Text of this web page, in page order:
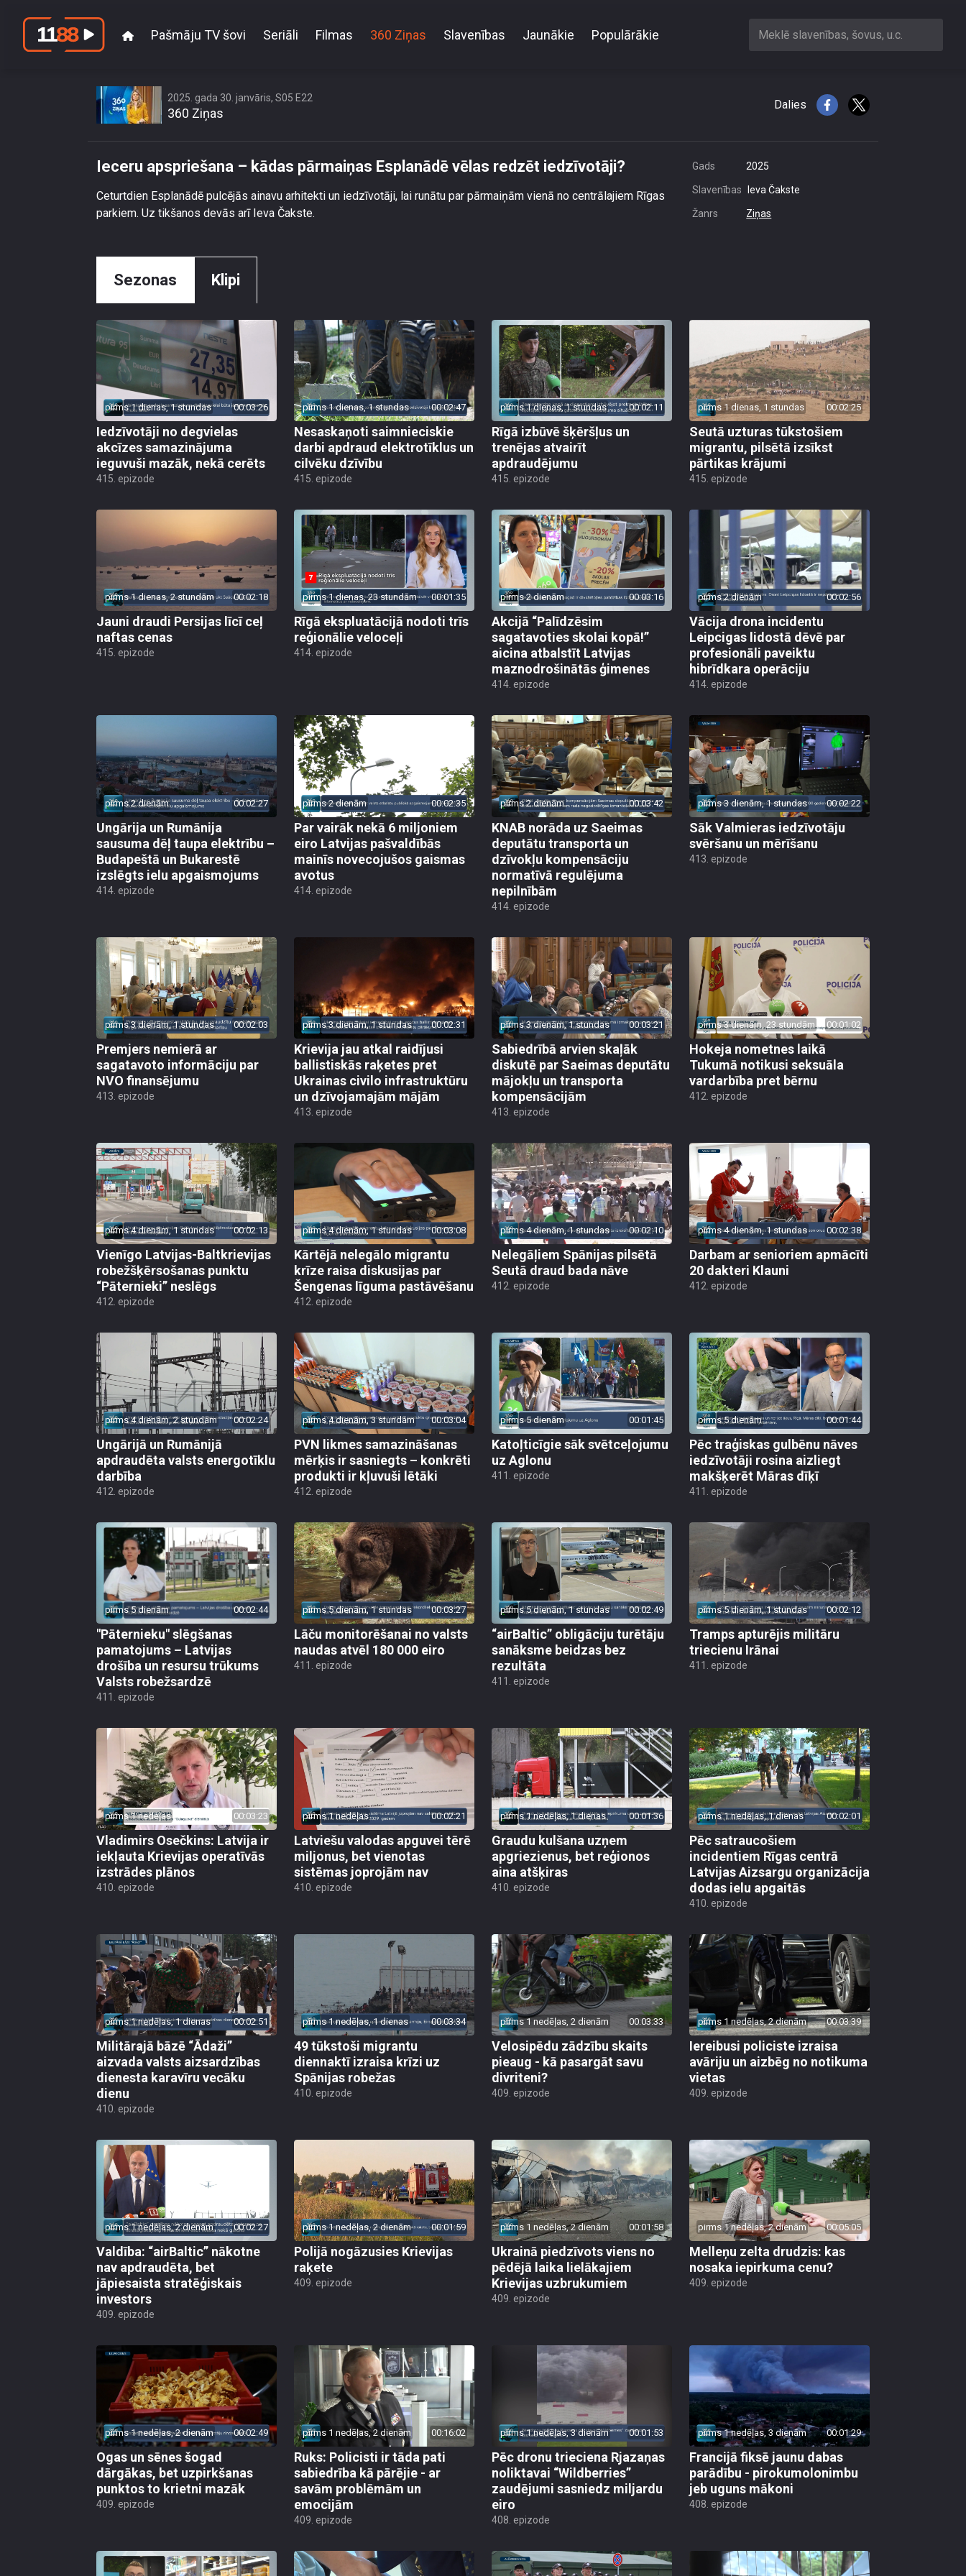
Pašmāju TV šovi Seriāli Filmas 360 Ziņas Slavenības Jaunākie Populārākie Meklē slavenības, šovus, u.c.
2025. gada 30. janvāris, S05 E22
360 Ziņas
Dalies
Ieceru apspriešana – kādas pārmaiņas Esplanādē vēlas redzēt iedzīvotāji?
Ceturtdien Esplanādē pulcējās ainavu arhitekti un iedzīvotāji, lai runātu par pārmaiņām vienā no centrālajiem Rīgas
parkiem. Uz tikšanos devās arī Ieva Čakste.
Gads 2025
Slavenības Ieva Čakste
Žanrs Ziņas
Sezonas Klipi
pirms 1 dienas, 1 stundas 00:03:26
Iedzīvotāji no degvielas
akcīzes samazinājuma
ieguvuši mazāk, nekā cerēts
415. epizode
pirms 1 dienas, 1 stundas 00:02:47
Nesaskaņoti saimnieciskie
darbi apdraud elektrotīklus un
cilvēku dzīvību
415. epizode
pirms 1 dienas, 1 stundas 00:02:11
Rīgā izbūvē šķēršļus un
trenējas atvairīt
apdraudējumu
415. epizode
pirms 1 dienas, 1 stundas 00:02:25
Seutā uzturas tūkstošiem
migrantu, pilsētā izsīkst
pārtikas krājumi
415. epizode
pirms 1 dienas, 2 stundām 00:02:18
Jauni draudi Persijas līcī ceļ
naftas cenas
415. epizode
pirms 1 dienas, 23 stundām 00:01:35
Rīgā ekspluatācijā nodoti trīs
reģionālie veloceļi
414. epizode
pirms 2 dienām 00:03:16
Akcijā “Palīdzēsim
sagatavoties skolai kopā!”
aicina atbalstīt Latvijas
maznodrošinātās ģimenes
414. epizode
pirms 2 dienām 00:02:56
Vācija drona incidentu
Leipcigas lidostā dēvē par
profesionāli paveiktu
hibrīdkara operāciju
414. epizode
pirms 2 dienām 00:02:27
Ungārija un Rumānija
sausuma dēļ taupa elektrību –
Budapeštā un Bukarestē
izslēgts ielu apgaismojums
414. epizode
pirms 2 dienām 00:02:35
Par vairāk nekā 6 miljoniem
eiro Latvijas pašvaldībās
mainīs novecojušos gaismas
avotus
414. epizode
pirms 2 dienām 00:03:42
KNAB norāda uz Saeimas
deputātu transporta un
dzīvokļu kompensāciju
normatīvā regulējuma
nepilnībām
414. epizode
pirms 3 dienām, 1 stundas 00:02:22
Sāk Valmieras iedzīvotāju
svēršanu un mērīšanu
413. epizode
pirms 3 dienām, 1 stundas 00:02:03
Premjers nemierā ar
sagatavoto informāciju par
NVO finansējumu
413. epizode
pirms 3 dienām, 1 stundas 00:02:31
Krievija jau atkal raidījusi
ballistiskās raķetes pret
Ukrainas civilo infrastruktūru
un dzīvojamajām mājām
413. epizode
pirms 3 dienām, 1 stundas 00:03:21
Sabiedrībā arvien skaļāk
diskutē par Saeimas deputātu
mājokļu un transporta
kompensācijām
413. epizode
pirms 3 dienām, 23 stundām 00:01:02
Hokeja nometnes laikā
Tukumā notikusi seksuāla
vardarbība pret bērnu
412. epizode
pirms 4 dienām, 1 stundas 00:02:13
Vienīgo Latvijas-Baltkrievijas
robežšķērsošanas punktu
“Pāternieki” neslēgs
412. epizode
pirms 4 dienām, 1 stundas 00:03:08
Kārtējā nelegālo migrantu
krīze raisa diskusijas par
Šengenas līguma pastāvēšanu
412. epizode
pirms 4 dienām, 1 stundas 00:02:10
Nelegāļiem Spānijas pilsētā
Seutā draud bada nāve
412. epizode
pirms 4 dienām, 1 stundas 00:02:38
Darbam ar senioriem apmācīti
20 dakteri Klauni
412. epizode
pirms 4 dienām, 2 stundām 00:02:24
Ungārijā un Rumānijā
apdraudēta valsts energotīklu
darbība
412. epizode
pirms 4 dienām, 3 stundām 00:03:04
PVN likmes samazināšanas
mērķis ir sasniegts – konkrēti
produkti ir kļuvuši lētāki
412. epizode
pirms 5 dienām 00:01:45
Katoļticīgie sāk svētceļojumu
uz Aglonu
411. epizode
pirms 5 dienām 00:01:44
Pēc traģiskas gulbēnu nāves
iedzīvotāji rosina aizliegt
makšķerēt Māras dīķī
411. epizode
pirms 5 dienām 00:02:44
"Pāternieku" slēgšanas
pamatojums – Latvijas
drošība un resursu trūkums
Valsts robežsardzē
411. epizode
pirms 5 dienām, 1 stundas 00:03:27
Lāču monitorēšanai no valsts
naudas atvēl 180 000 eiro
411. epizode
pirms 5 dienām, 1 stundas 00:02:49
“airBaltic” obligāciju turētāju
sanāksme beidzas bez
rezultāta
411. epizode
pirms 5 dienām, 1 stundas 00:02:12
Tramps apturējis militāru
triecienu Irānai
411. epizode
pirms 1 nedēļas 00:03:23
Vladimirs Osečkins: Latvija ir
iekļauta Krievijas operatīvās
izstrādes plānos
410. epizode
pirms 1 nedēļas 00:02:21
Latviešu valodas apguvei tērē
miljonus, bet vienotas
sistēmas joprojām nav
410. epizode
pirms 1 nedēļas, 1 dienas 00:01:36
Graudu kulšana uzņem
apgriezienus, bet reģionos
aina atšķiras
410. epizode
pirms 1 nedēļas, 1 dienas 00:02:01
Pēc satraucošiem
incidentiem Rīgas centrā
Latvijas Aizsargu organizācija
dodas ielu apgaitās
410. epizode
pirms 1 nedēļas, 1 dienas 00:02:51
Militārajā bāzē “Ādaži”
aizvada valsts aizsardzības
dienesta karavīru vecāku
dienu
410. epizode
pirms 1 nedēļas, 1 dienas 00:03:34
49 tūkstoši migrantu
diennaktī izraisa krīzi uz
Spānijas robežas
410. epizode
pirms 1 nedēļas, 2 dienām 00:03:33
Velosipēdu zādzību skaits
pieaug - kā pasargāt savu
divriteni?
409. epizode
pirms 1 nedēļas, 2 dienām 00:03:39
Iereibusi policiste izraisa
avāriju un aizbēg no notikuma
vietas
409. epizode
pirms 1 nedēļas, 2 dienām 00:02:27
Valdība: “airBaltic” nākotne
nav apdraudēta, bet
jāpiesaista stratēģiskais
investors
409. epizode
pirms 1 nedēļas, 2 dienām 00:01:59
Polijā nogāzusies Krievijas
raķete
409. epizode
pirms 1 nedēļas, 2 dienām 00:01:58
Ukrainā piedzīvots viens no
pēdējā laika lielākajiem
Krievijas uzbrukumiem
409. epizode
pirms 1 nedēļas, 2 dienām 00:05:05
Melleņu zelta drudzis: kas
nosaka iepirkuma cenu?
409. epizode
pirms 1 nedēļas, 2 dienām 00:02:49
Ogas un sēnes šogad
dārgākas, bet uzpirkšanas
punktos to krietni mazāk
409. epizode
pirms 1 nedēļas, 2 dienām 00:16:02
Ruks: Policisti ir tāda pati
sabiedrība kā pārējie - ar
savām problēmām un
emocijām
409. epizode
pirms 1 nedēļas, 3 dienām 00:01:53
Pēc dronu trieciena Rjazaņas
noliktavai “Wildberries”
zaudējumi sasniedz miljardu
eiro
408. epizode
pirms 1 nedēļas, 3 dienām 00:01:29
Francijā fiksē jaunu dabas
parādību - pirokumolonimbu
jeb uguns mākoni
408. epizode